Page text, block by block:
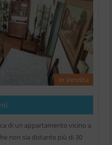
In Vendita
di un appartamento vicino a
non sia distante più di 30